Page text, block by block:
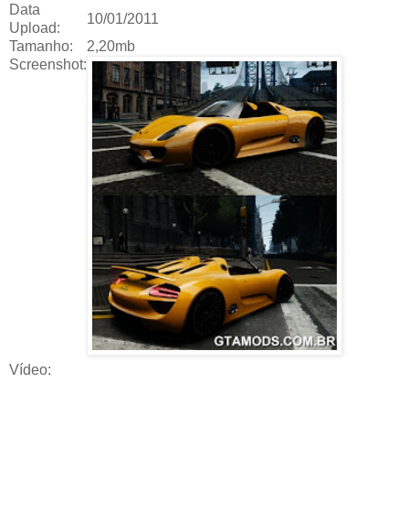
Data
Upload:
10/01/2011
Tamanho:
2,20mb
Screenshot:
Vídeo: